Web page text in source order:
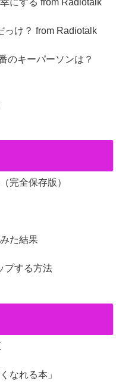
にする from Radiotalk
っけ？ from Radiotalk
のキーパーソンは？
完全保存版）
た結果
プする方法
なれる本」